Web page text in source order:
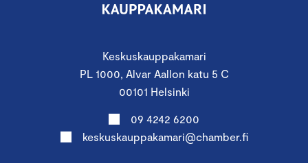
Keskuskauppakamari
PL 1000, Alvar Aallon katu 5 C
00101 Helsinki
09 4242 6200
keskuskauppakamari@chamber.fi